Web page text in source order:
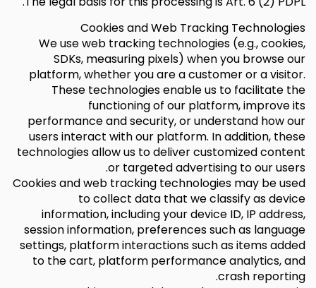
Cookies and Web Tracking Technologies
We use web tracking technologies (e.g., cookies,
SDKs, measuring pixels) when you browse our
platform, whether you are a customer or a visitor.
These technologies enable us to facilitate the
functioning of our platform, improve its
performance and security, or understand how our
users interact with our platform. In addition, these
technologies allow us to deliver customized content
or targeted advertising to our users.
Cookies and web tracking technologies may be used
to collect data that we classify as device
information, including your device ID, IP address,
session information, preferences such as language
settings, platform interactions such as items added
to the cart, platform performance analytics, and
crash reporting.